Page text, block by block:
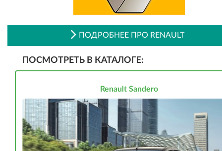
ПОДРОБНЕЕ ПРО RENAULT
ПОСМОТРЕТЬ В КАТАЛОГЕ:
Renault Sandero